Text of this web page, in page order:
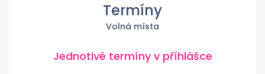
Termíny
Volná místa
Jednotivé termíny v příhlášce